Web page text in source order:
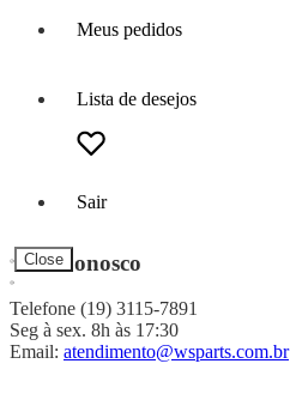
Meus pedidos
Lista de desejos
Sair
Close
Fale Conosco
Telefone (19) 3115-7891
Seg à sex. 8h às 17:30
Email: atendimento@wsparts.com.br